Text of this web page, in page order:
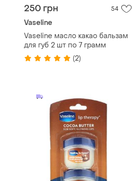
250 грн 54
Vaseline
Vaseline масло какао бальзам
для губ 2 шт по 7 грамм
(2)